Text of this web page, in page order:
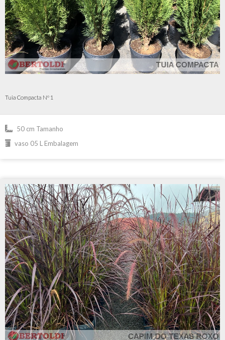
Tuia Compacta Nº 1
50 cm Tamanho
vaso 05 L Embalagem